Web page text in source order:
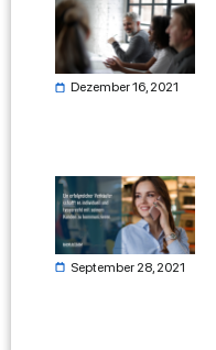
Dezember 16, 2021
September 28, 2021